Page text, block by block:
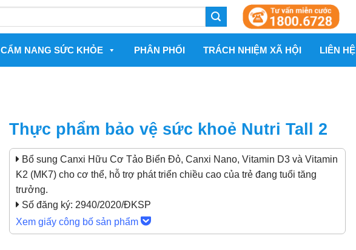
CẨM NANG SỨC KHỎE PHÂN PHỐI TRÁCH NHIỆM XÃ HỘI LIÊN HỆ
Thực phẩm bảo vệ sức khoẻ Nutri Tall 2
Bổ sung Canxi Hữu Cơ Tảo Biển Đỏ, Canxi Nano, Vitamin D3 và Vitamin
K2 (MK7) cho cơ thể, hỗ trợ phát triển chiều cao của trẻ đang tuổi tăng
trưởng.
Số đăng ký: 2940/2020/ĐKSP
Xem giấy công bố sản phẩm